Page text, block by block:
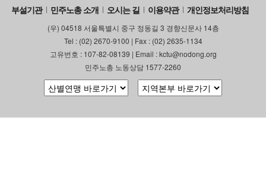
부설기관 민주노총 소개 오시는 길 이용약관 개인정보처리방침
(우) 04518 서울특별시 중구 정동길 3 경향신문사 14층
Tel : (02) 2670-9100 | Fax : (02) 2635-1134
고유번호 : 107-82-08139 | Email : kctu@nodong.org
민주노총 노동상담 1577-2260